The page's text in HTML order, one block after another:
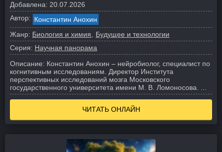
Добавлена: 20.07.2026
Автор: Константин Анохин
Жанр: Биология и химия
Будущее и технологии
Серия: Научная панорама
Описание: Константин Анохин – нейробиолог, специалист по
когнитивным исследованиям. Директор Института
перспективных исследований мозга Московского
государственного университета имени М. В. Ломоносова. ...
ЧИТАТЬ ОНЛАЙН